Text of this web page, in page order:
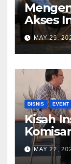
Akses
Tinggi
MAY 29,
BISNIS EVENT
Kisah
MAY 22,